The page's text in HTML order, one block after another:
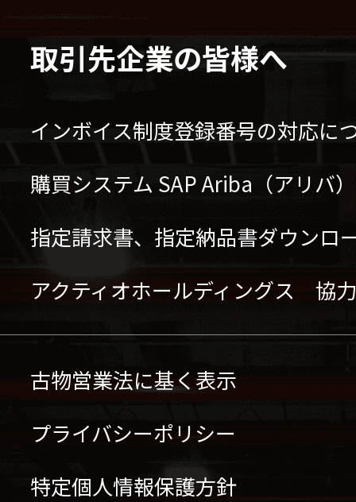
取引先企業の皆様へ
インボイス制度登録番号の対応に
購買システム SAP Ariba（アリバ
指定請求書、指定納品書ダウンロ
アクティオホールディングス 協
古物営業法に基く表示
プライバシーポリシー
特定個人情報保護方針